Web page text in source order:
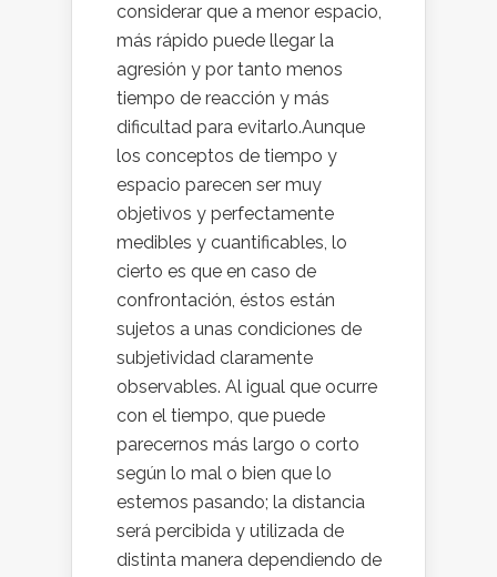
considerar que a menor espacio,
más rápido puede llegar la
agresión y por tanto menos
tiempo de reacción y más
dificultad para evitarlo.Aunque
los conceptos de tiempo y
espacio parecen ser muy
objetivos y perfectamente
medibles y cuantificables, lo
cierto es que en caso de
confrontación, éstos están
sujetos a unas condiciones de
subjetividad claramente
observables. Al igual que ocurre
con el tiempo, que puede
parecernos más largo o corto
según lo mal o bien que lo
estemos pasando; la distancia
será percibida y utilizada de
distinta manera dependiendo de